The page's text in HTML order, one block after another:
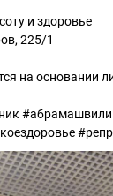
и здоровье
225/1
на основании